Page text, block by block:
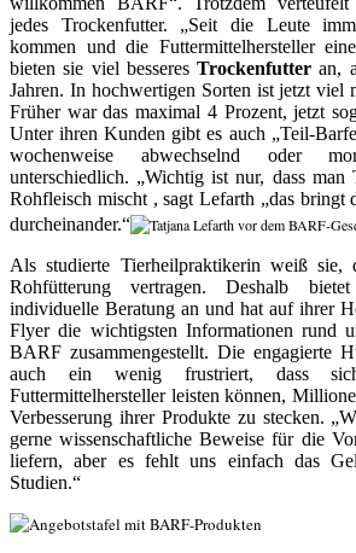
jedes Trockenfutter. „Seit die Leute
kommen und die Futtermittelhersteller
bieten sie viel besseresTrockenfutteran,
Jahren. In hochwertigen Sorten ist jetzt viel
Früher war das maximal 4 Prozent, jetzt
Unter ihren Kunden gibt es auch „Teil-
wochenweise abwechselnd oder
unterschiedlich. „Wichtig ist nur, dass
Rohfleisch mischt , sagt Lefarth „das bringt
durcheinander.“
Als studierte Tierheilpraktikerin weiß sie,
Rohfütterung vertragen. Deshalb
individuelle Beratung an und hat auf ihrer
Flyer die wichtigsten Informationen rund
BARF zusammengestellt. Die engagierte
auch ein wenig frustriert, dass
Futtermittelhersteller leisten können,
Verbesserung ihrer Produkte zu stecken.
gerne wissenschaftliche Beweise für die
liefern, aber es fehlt uns einfach das
Studien.“